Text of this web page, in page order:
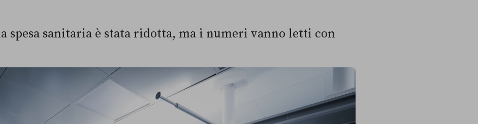
spesa sanitaria è stata ridotta, ma i numeri vanno letti con